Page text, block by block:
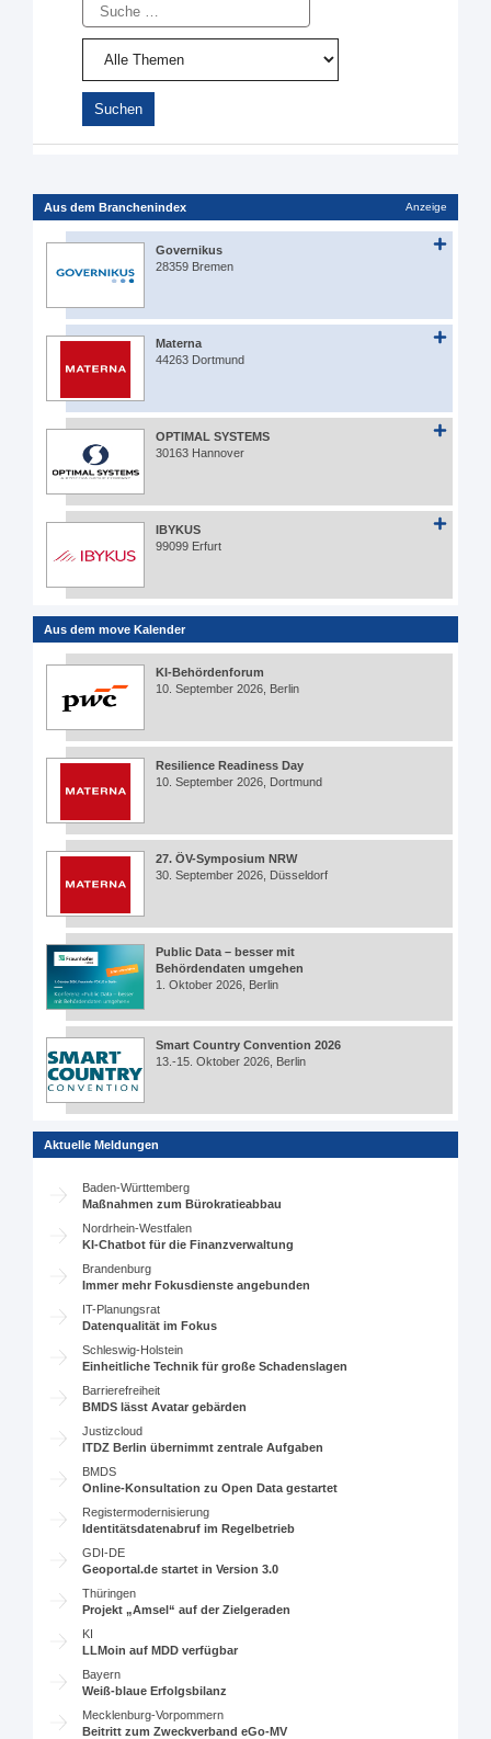
Suche
Aus dem Branchenindex Anzeige
Governikus
28359 Bremen
Materna
44263 Dortmund
OPTIMAL SYSTEMS
30163 Hannover
IBYKUS
99099 Erfurt
Aus dem move Kalender
KI-Behördenforum
10. September 2026, Berlin
Resilience Readiness Day
10. September 2026, Dortmund
27. ÖV-Symposium NRW
30. September 2026, Düsseldorf
Public Data – besser mit
Behördendaten umgehen
1. Oktober 2026, Berlin
Smart Country Convention 2026
13.-15. Oktober 2026, Berlin
Aktuelle Meldungen
Baden-Württemberg
Maßnahmen zum Bürokratieabbau
Nordrhein-Westfalen
KI-Chatbot für die Finanzverwaltung
Brandenburg
Immer mehr Fokusdienste angebunden
IT-Planungsrat
Datenqualität im Fokus
Schleswig-Holstein
Einheitliche Technik für große Schadenslagen
Barrierefreiheit
BMDS lässt Avatar gebärden
Justizcloud
ITDZ Berlin übernimmt zentrale Aufgaben
BMDS
Online-Konsultation zu Open Data gestartet
Registermodernisierung
Identitätsdatenabruf im Regelbetrieb
GDI-DE
Geoportal.de startet in Version 3.0
Thüringen
Projekt „Amsel“ auf der Zielgeraden
KI
LLMoin auf MDD verfügbar
Bayern
Weiß-blaue Erfolgsbilanz
Mecklenburg-Vorpommern
Beitritt zum Zweckverband eGo-MV